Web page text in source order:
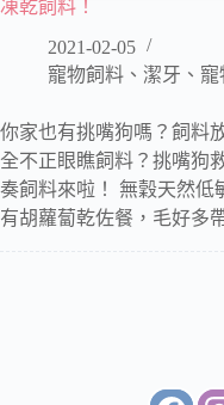
凍乾飼料！
2021-02-05
寵物飼料、潔牙、寵
你家也有挑嘴狗嗎？飼料
全不正眼瞧飼料？挑嘴狗
奏飼料來啦！ 無穀天然低
有胡蘿蔔乾佐餐，毛好多